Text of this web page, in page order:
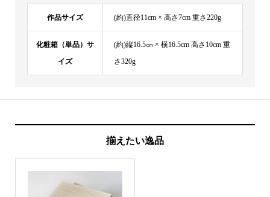
作品サイズ (約)直径11cm × 高さ7cm 重さ220g
化粧箱（単品）サ
イズ
(約)縦16.5㎝ × 横16.5cm 高さ10cm 重
さ320g
揃えたい逸品